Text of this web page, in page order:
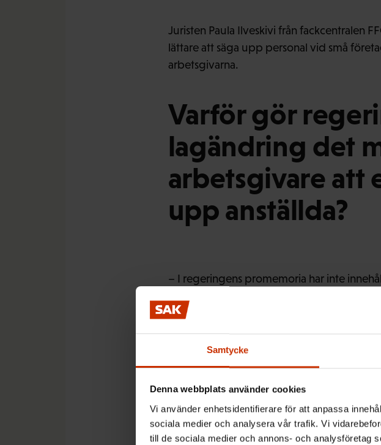
Samtycke
Denna webbplats använder cookies
Vi använder enhetsidentifierare för att anpassa
sociala medier och analysera vår trafik. Vi
till de sociala medier och annons- och analysföretag
Juristen Paula Ilveskivi från fackcentralen
lättare att säga upp personal vid små
arbetsgivarna.
Varför gör
lagändring det
arbetsgivare att
upp anställda?
– I regeringens promemoria har inte
– I stället konstaterar man i promemorian
rättspraxis. I praktiken betyder det här att
att man har bestridit uppsägningarna och